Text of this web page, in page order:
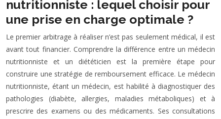
nutritionniste : lequel choisir pour
une prise en charge optimale ?
Le premier arbitrage à réaliser n’est pas seulement médical, il est
avant tout financier. Comprendre la différence entre un médecin
nutritionniste et un diététicien est la première étape pour
construire une stratégie de remboursement efficace. Le médecin
nutritionniste, étant un médecin, est habilité à diagnostiquer des
pathologies (diabète, allergies, maladies métaboliques) et à
prescrire des examens ou des médicaments. Ses consultations